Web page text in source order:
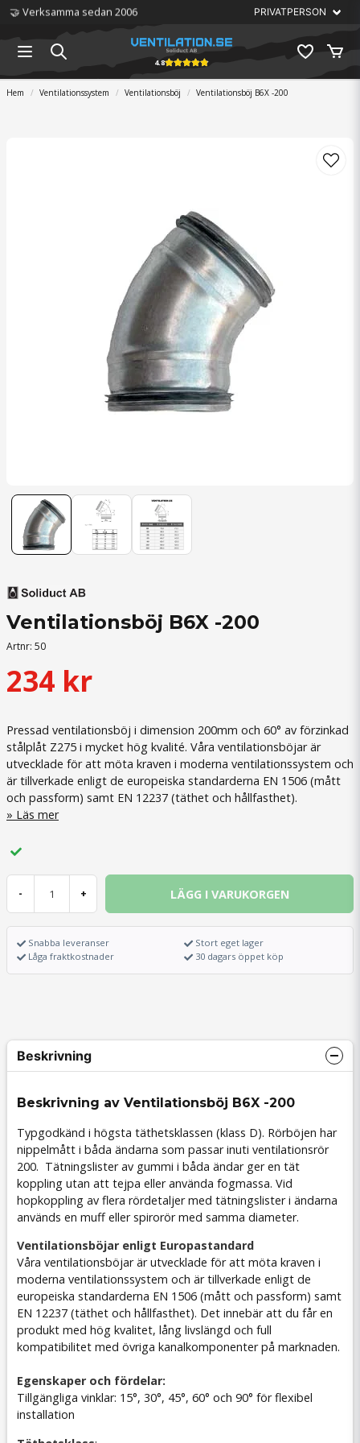
🏆 Störst på ventilation
4.8
Hem Ventilationssystem Ventilationsböj Ventilationsböj B6X -200
Ventilationsböj B6X -200
Artnr: 50
234 kr
Pressad ventilationsböj i dimension 200mm och 60° av förzinkad
stålplåt Z275 i mycket hög kvalité. Våra ventilationsböjar är
utvecklade för att möta kraven i moderna ventilationssystem och
är tillverkade enligt de europeiska standarderna EN 1506 (mått
och passform) samt EN 12237 (täthet och hållfasthet).
Läs mer
- + LÄGG I VARUKORGEN
Snabba leveranser
Låga fraktkostnader
Stort eget lager
30 dagars öppet köp
Beskrivning
Beskrivning av Ventilationsböj B6X -200
Typgodkänd i högsta täthetsklassen (klass D). Rörböjen har
nippelmått i båda ändarna som passar inuti ventilationsrör
200. Tätningslister av gummi i båda ändar ger en tät
koppling utan att tejpa eller använda fogmassa. Vid
hopkoppling av flera rördetaljer med tätningslister i ändarna
används en muff eller spirorör med samma diameter.
Ventilationsböjar enligt Europastandard
Våra ventilationsböjar är utvecklade för att möta kraven i
moderna ventilationssystem och är tillverkade enligt de
europeiska standarderna EN 1506 (mått och passform) samt
EN 12237 (täthet och hållfasthet). Det innebär att du får en
produkt med hög kvalitet, lång livslängd och full
kompatibilitet med övriga kanalkomponenter på marknaden.
Egenskaper och fördelar:
Tillgängliga vinklar: 15°, 30°, 45°, 60° och 90° för flexibel
installation